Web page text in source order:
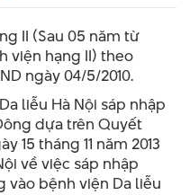
II (Sau 05 năm từ
viện hạng II) theo
ngày 04/5/2010.
liễu Hà Nội sáp nhập
dựa trên Quyết
15 tháng 11 năm 2013
về việc sáp nhập
vào bệnh viện Da liễu